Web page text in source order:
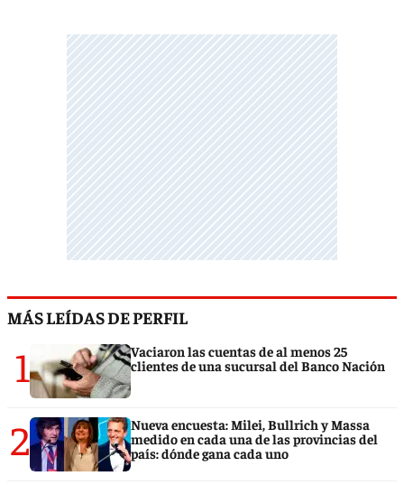
MÁS LEÍDAS DE PERFIL
1
Vaciaron las cuentas de al menos 25
clientes de una sucursal del Banco Nación
2
Nueva encuesta: Milei, Bullrich y Massa
medido en cada una de las provincias del
país: dónde gana cada uno